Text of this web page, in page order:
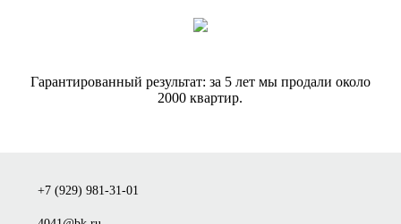
Гарантированный результат: за 5 лет мы продали около
2000 квартир.
+7 (929) 981-31-01